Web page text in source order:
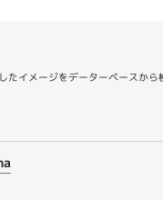
たイメージをデーターベースから